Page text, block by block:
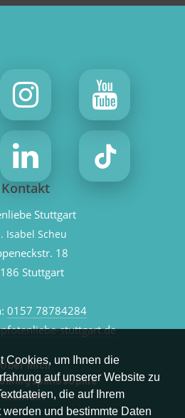
Cookies, um Ihnen die
auf unserer Website zu
die auf Ihrem
und bestimmte Daten
Kontakt
Stuttgart
Isabel Scheu
18
Stuttgart
0157 78784284
stuttgart.de
Über mich
Kontakt